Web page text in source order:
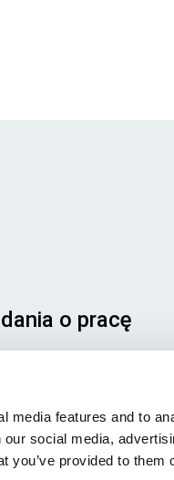
media features and to
social media,
you’ve provided to them
o pracę
prosimy o wyraźne
stanowiska, którym
zainteresowany. Czekamy